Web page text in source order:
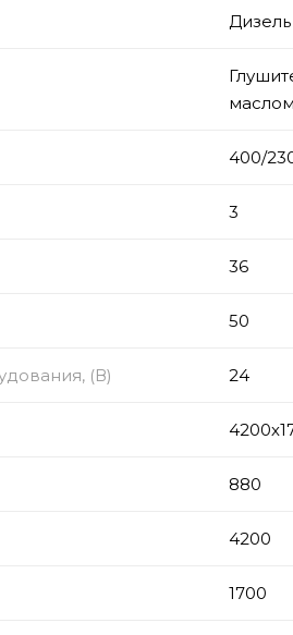
Дизель
400/
3
36
50
(В) 24
880
4200
1700